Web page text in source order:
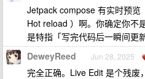
Jetpack compose 有实时预览
Hot reload ）啊。你确定你不
是特指「写完代码后一瞬间更
DeweyReed Jun 28, 2025
完全正确。Live Edit 是个残废